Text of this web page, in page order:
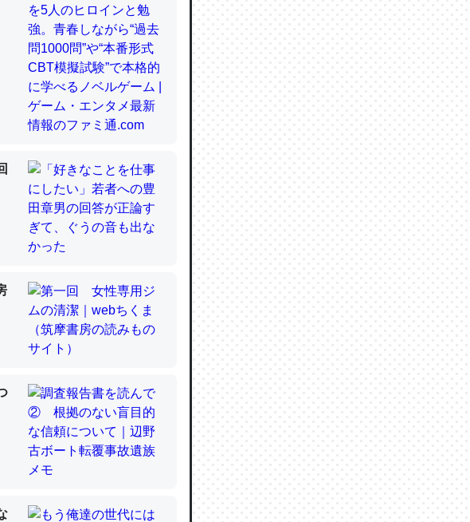
オロギのカルシウム分はエビ
のか」に関する新仮説
だから両方が拮抗してるので
モ）はカルシウムを使わずキ
か」に関する新仮説
は苦労してるんだな…。腹足
か」に関する新仮説
量や充電中かが分かるのでこ